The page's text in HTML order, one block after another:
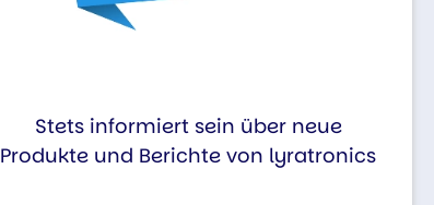
Stets informiert sein über neue
Produkte und Berichte von lyratronics